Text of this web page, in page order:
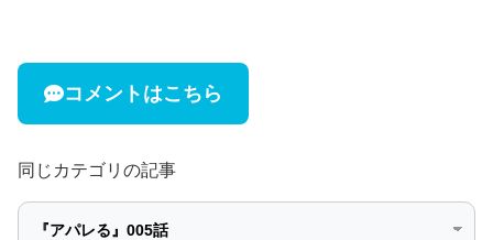
コメントはこちら
同じカテゴリの記事